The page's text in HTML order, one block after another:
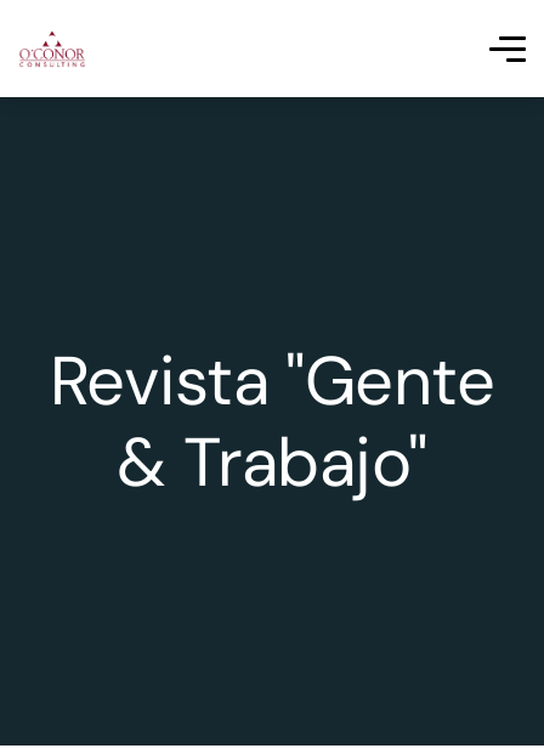
Revista "Gente
& Trabajo"